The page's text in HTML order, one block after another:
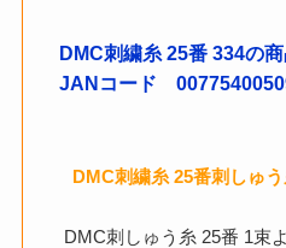
DMC刺繍糸 25番 334の
JANコード
DMC刺繍糸 25番刺しゅ
DMC刺しゅう糸 25番 1束